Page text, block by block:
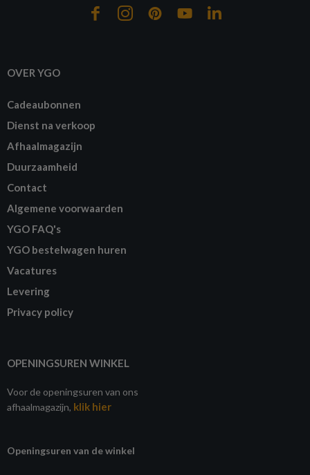
OVER YGO
Cadeaubonnen
Dienst na verkoop
Afhaalmagazijn
Duurzaamheid
Contact
Algemene voorwaarden
YGO FAQ's
YGO bestelwagen huren
Vacatures
Levering
Privacy policy
OPENINGSUREN WINKEL
Voor de openingsuren van ons
afhaalmagazijn, klik hier
Openingsuren van de winkel